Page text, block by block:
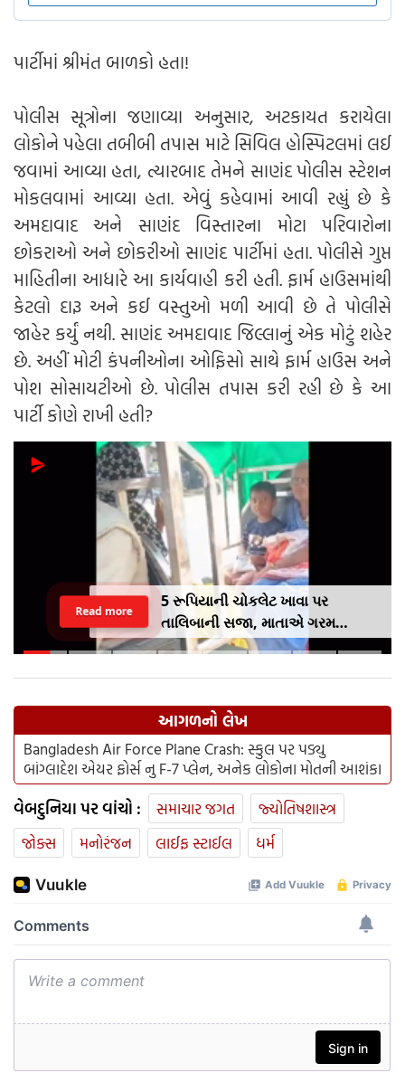
પાર્ટીમાં શ્રીમંત બાળકો હતા!
પોલીસ સૂત્રોના જણાવ્યા અનુસાર, અટકાયત કરાયેલા
લોકોને પહેલા તબીબી તપાસ માટે સિવિલ હોસ્પિટલમાં લઈ
જવામાં આવ્યા હતા, ત્યારબાદ તેમને સાણંદ પોલીસ સ્ટેશન
મોકલવામાં આવ્યા હતા. એવું કહેવામાં આવી રહ્યું છે કે
અમદાવાદ અને સાણંદ વિસ્તારના મોટા પરિવારોના
છોકરાઓ અને છોકરીઓ સાણંદ પાર્ટીમાં હતા. પોલીસે ગુપ્ત
માહિતીના આધારે આ કાર્યવાહી કરી હતી. ફાર્મ હાઉસમાંથી
કેટલો દારૂ અને કઈ વસ્તુઓ મળી આવી છે તે પોલીસે
જાહેર કર્યું નથી. સાણંદ અમદાવાદ જિલ્લાનું એક મોટું શહેર
છે. અહીં મોટી કંપનીઓના ઓફિસો સાથે ફાર્મ હાઉસ અને
પોશ સોસાયટીઓ છે. પોલીસ તપાસ કરી રહી છે કે આ
પાર્ટી કોણે રાખી હતી?
5 રૂપિયાની ચોકલેટ ખાવા પર
તાલિબાની સજા, માતાએ ગરમ
ચપ્પુથી પુત્રના પગમાં આપ્યો ડામ,
Read more
આગળનો લેખ
Bangladesh Air Force Plane Crash: સ્કુલ પર પડ્યુ
બાંગ્લાદેશ એયર ફોર્સ નુ F-7 પ્લેન, અનેક લોકોના મોતની આશંકા
વેબદુનિયા પર વાંચો : સમાચાર જગત
જ્યોતિષશાસ્ત્ર
જોક્સ
મનોરંજન લાઈફ સ્ટાઈલ ધર્મ